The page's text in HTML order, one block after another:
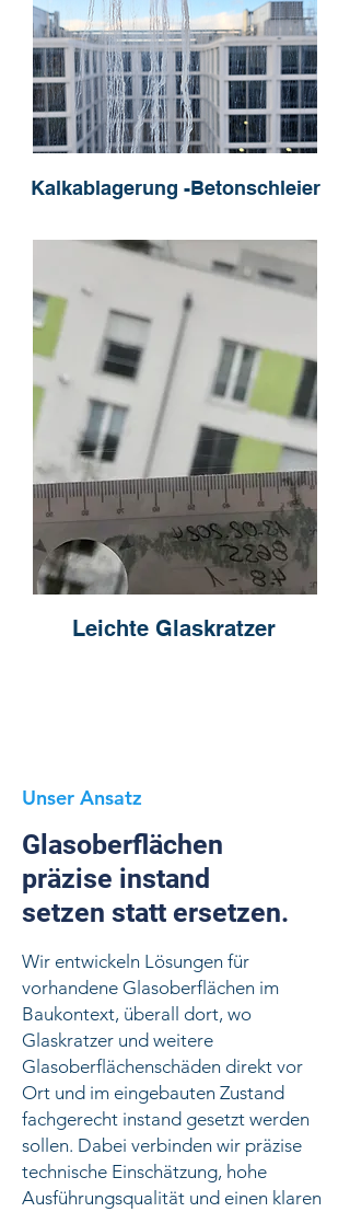
Kalkablagerung -Betonschleier
Leichte Glaskratzer
Unser Ansatz
Glasoberflächen
präzise instand
setzen statt ersetzen.
Wir entwickeln Lösungen für
vorhandene Glasoberflächen im
Baukontext, überall dort, wo
Glaskratzer und weitere
Glasoberflächenschäden direkt vor
Ort und im eingebauten Zustand
fachgerecht instand gesetzt werden
sollen. Dabei verbinden wir präzise
technische Einschätzung, hohe
Ausführungsqualität und einen klaren